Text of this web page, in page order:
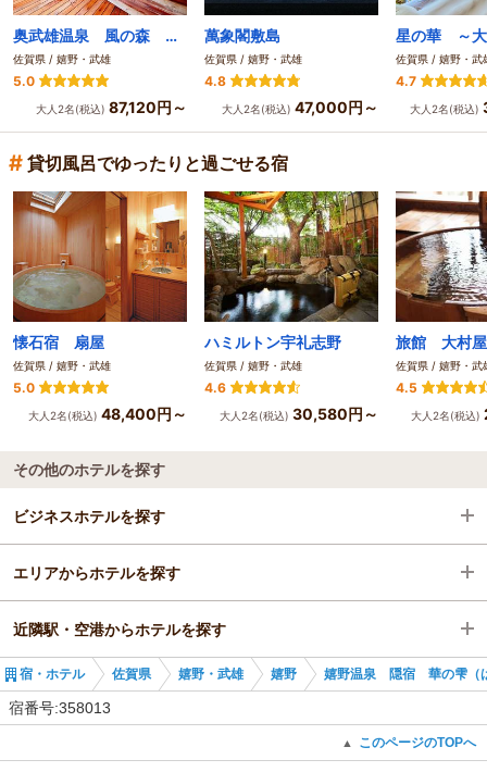
奥武雄温泉 風の森 ～大人限定の全室露天付き離れ宿～
佐賀県 / 嬉野・武雄
5.0
大人2名(税込) 87,120円～
萬象閣敷島
佐賀県 / 嬉野・武雄
4.8
大人2名(税込) 47,000円～
佐賀県 / 嬉野・武
4.7
大人2名(税込)
# 貸切風呂でゆったりと過ごせる宿
懐石宿 扇屋
佐賀県 / 嬉野・武雄
5.0
大人2名(税込) 48,400円～
ハミルトン宇礼志野
佐賀県 / 嬉野・武雄
4.6
大人2名(税込) 30,580円～
旅館 大村屋
佐賀県 / 嬉野・武
4.5
大人2名(税込)
その他のホテルを探す
ビジネスホテルを探す
佐賀県
嬉野・武雄
嬉野
エリアからホテルを探す
佐賀県
嬉野・武雄
近隣駅・空港からホテルを探す
嬉野温泉駅
宿・ホテル 佐賀県 嬉野・武雄 嬉野 嬉野温泉 隠宿 華の雫（
宿番号:358013
▲ このページのTOPへ